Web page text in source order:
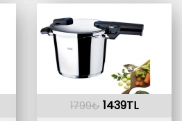
1799₺ 1439TL